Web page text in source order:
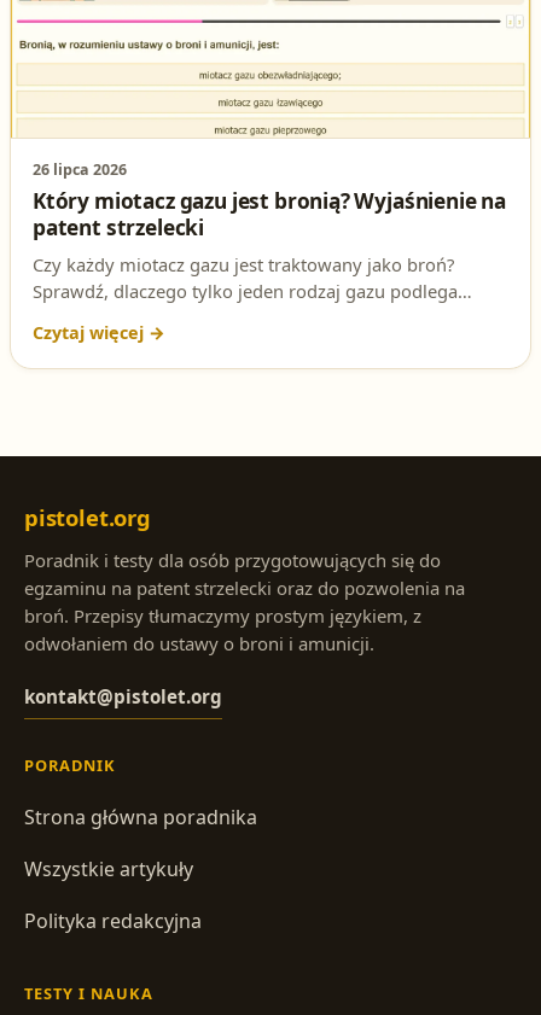
26 lipca 2026
Który miotacz gazu jest bronią? Wyjaśnienie na
patent strzelecki
Czy każdy miotacz gazu jest traktowany jako broń?
Sprawdź, dlaczego tylko jeden rodzaj gazu podlega
odpowiedź na to pytanie egzaminacyjne.
pistolet.org
Poradnik i testy dla osób przygotowujących się do
egzaminu na patent strzelecki oraz do pozwolenia na
broń. Przepisy tłumaczymy prostym językiem, z
odwołaniem do ustawy o broni i amunicji.
kontakt@pistolet.org
PORADNIK
Strona główna poradnika
Wszystkie artykuły
Polityka redakcyjna
TESTY I NAUKA